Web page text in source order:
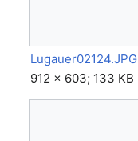
Lugauer02124.JPG
912 × 603; 133 KB